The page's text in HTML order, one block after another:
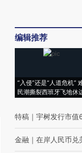
编辑推荐
“入侵”还是“人道危机”
民潮撕裂西班牙飞地休
特稿 ｜ 宇树发行市值
金融 ｜ 在岸人民币兑